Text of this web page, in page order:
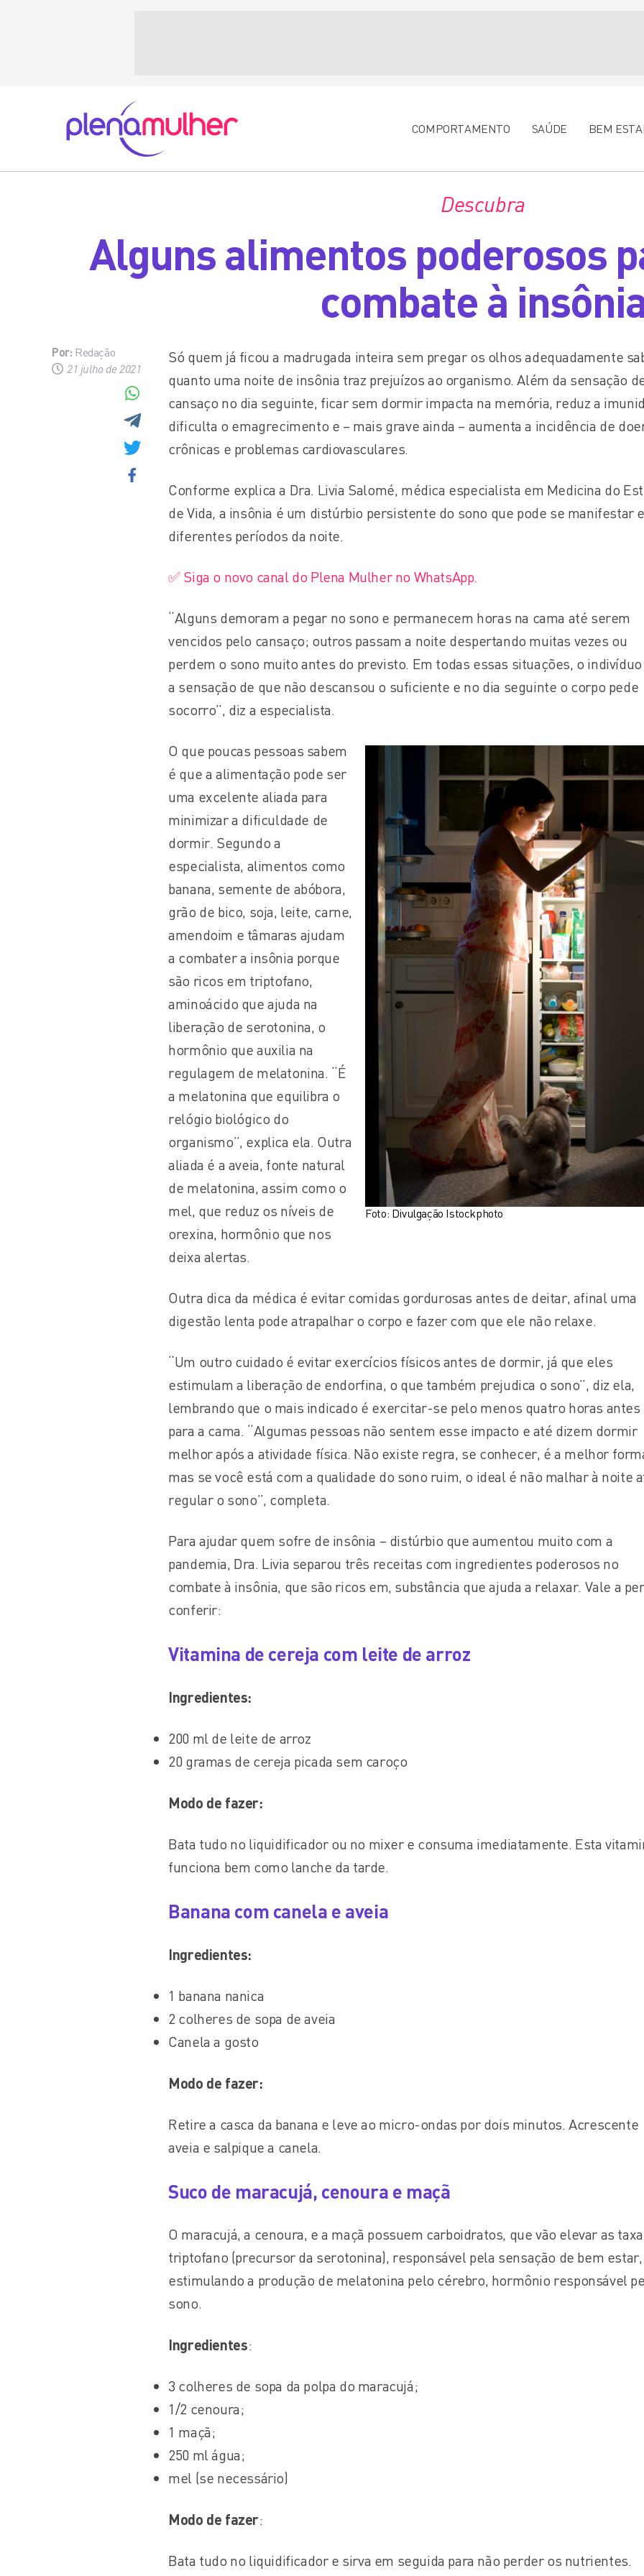
COMPORTAMENTO SAÚDE BEM
Descubra
Alguns alimentos poderosos
combate à
Por: Redação
21 julho de 2021
Só quem já ficou a madrugada inteira sem pregar os olhos adequadamente
quanto uma noite de insônia traz prejuízos ao organismo. Além da sensação
cansaço no dia seguinte, ficar sem dormir impacta na memória, reduz a
dificulta o emagrecimento e – mais grave ainda – aumenta a incidência de
crônicas e problemas cardiovasculares.
Conforme explica a Dra. Livia Salomé, médica especialista em Medicina do
de Vida, a insônia é um distúrbio persistente do sono que pode se manifestar
diferentes períodos da noite.
✅ Siga o novo canal do Plena Mulher no WhatsApp.
“Alguns demoram a pegar no sono e permanecem horas na cama até serem
vencidos pelo cansaço; outros passam a noite despertando muitas vezes ou
perdem o sono muito antes do previsto. Em todas essas situações, o
a sensação de que não descansou o suficiente e no dia seguinte o corpo pede
socorro”, diz a especialista.
Foto: Divulgação Istockphoto
O que poucas pessoas sabem
é que a alimentação pode ser
uma excelente aliada para
minimizar a dificuldade de
dormir. Segundo a
especialista, alimentos como
banana, semente de abóbora,
grão de bico, soja, leite, carne,
amendoim e tâmaras ajudam
a combater a insônia porque
são ricos em triptofano,
aminoácido que ajuda na
liberação de serotonina, o
hormônio que auxilia na
regulagem de melatonina. “É
a melatonina que equilibra o
relógio biológico do
organismo”, explica ela. Outra
aliada é a aveia, fonte natural
de melatonina, assim como o
mel, que reduz os níveis de
orexina, hormônio que nos
deixa alertas.
Outra dica da médica é evitar comidas gordurosas antes de deitar, afinal uma
digestão lenta pode atrapalhar o corpo e fazer com que ele não relaxe.
“Um outro cuidado é evitar exercícios físicos antes de dormir, já que eles
estimulam a liberação de endorfina, o que também prejudica o sono”, diz ela,
lembrando que o mais indicado é exercitar-se pelo menos quatro horas antes
para a cama. “Algumas pessoas não sentem esse impacto e até dizem dormir
melhor após a atividade física. Não existe regra, se conhecer, é a melhor
mas se você está com a qualidade do sono ruim, o ideal é não malhar à noite
regular o sono”, completa.
Para ajudar quem sofre de insônia – distúrbio que aumentou muito com a
pandemia, Dra. Livia separou três receitas com ingredientes poderosos no
combate à insônia, que são ricos em, substância que ajuda a relaxar. Vale a
conferir:
Vitamina de cereja com leite de arroz
Ingredientes:
200 ml de leite de arroz
20 gramas de cereja picada sem caroço
Modo de fazer:
Bata tudo no liquidificador ou no mixer e consuma imediatamente. Esta
funciona bem como lanche da tarde.
Banana com canela e aveia
Ingredientes:
1 banana nanica
2 colheres de sopa de aveia
Canela a gosto
Modo de fazer:
Retire a casca da banana e leve ao micro-ondas por dois minutos. Acrescente
aveia e salpique a canela.
Suco de maracujá, cenoura e maçã
O maracujá, a cenoura, e a maçã possuem carboidratos, que vão elevar as
triptofano (precursor da serotonina), responsável pela sensação de bem estar,
estimulando a produção de melatonina pelo cérebro, hormônio responsável
sono.
Ingredientes:
3 colheres de sopa da polpa do maracujá;
1/2 cenoura;
1 maçã;
250 ml água;
mel (se necessário)
Modo de fazer:
Bata tudo no liquidificador e sirva em seguida para não perder os nutrientes.